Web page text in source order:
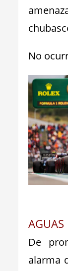
No
AGUAS
De
alarma